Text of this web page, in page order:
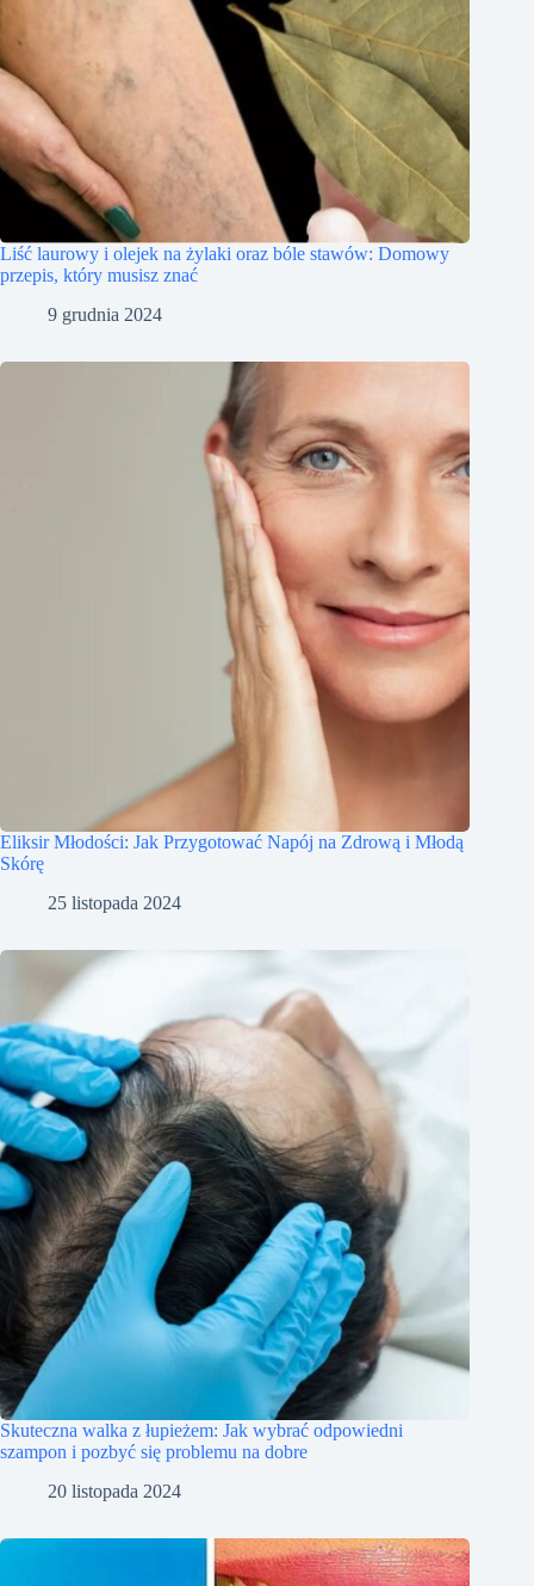
Liść laurowy i olejek na żylaki oraz bóle stawów: Domowy
przepis, który musisz znać
9 grudnia 2024
Eliksir Młodości: Jak Przygotować Napój na Zdrową i Młodą
Skórę
25 listopada 2024
Skuteczna walka z łupieżem: Jak wybrać odpowiedni
szampon i pozbyć się problemu na dobre
20 listopada 2024